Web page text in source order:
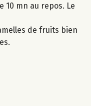
10 mn au repos. Le
de fruits bien